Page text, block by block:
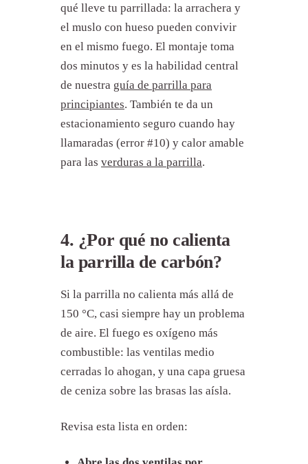
Los 12 errores de un vistazo
1. Saltarse el precalentado
2. ¿Por qué se pega la carne a la
de carbón?
5. ¿Cuándo hay que tapar la
6. Aplastar las hamburguesas y
7. ¿Cuándo hay que poner la salsa
qué lleve tu parrillada: la arrachera y
el muslo con hueso pueden convivir
en el mismo fuego. El montaje toma
dos minutos y es la habilidad central
de nuestra guía de parrilla para
principiantes. También te da un
estacionamiento seguro cuando hay
llamaradas (error #10) y calor amable
para las verduras a la parrilla.
4. ¿Por qué no calienta
la parrilla de carbón?
Si la parrilla no calienta más allá de
150 °C, casi siempre hay un problema
de aire. El fuego es oxígeno más
combustible: las ventilas medio
cerradas lo ahogan, y una capa gruesa
de ceniza sobre las brasas las aísla.
Revisa esta lista en orden: